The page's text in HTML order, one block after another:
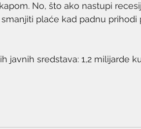
No, što ako nastupi
plaće kad padnu prihodi
javnih sredstava: 1,2 milijarde